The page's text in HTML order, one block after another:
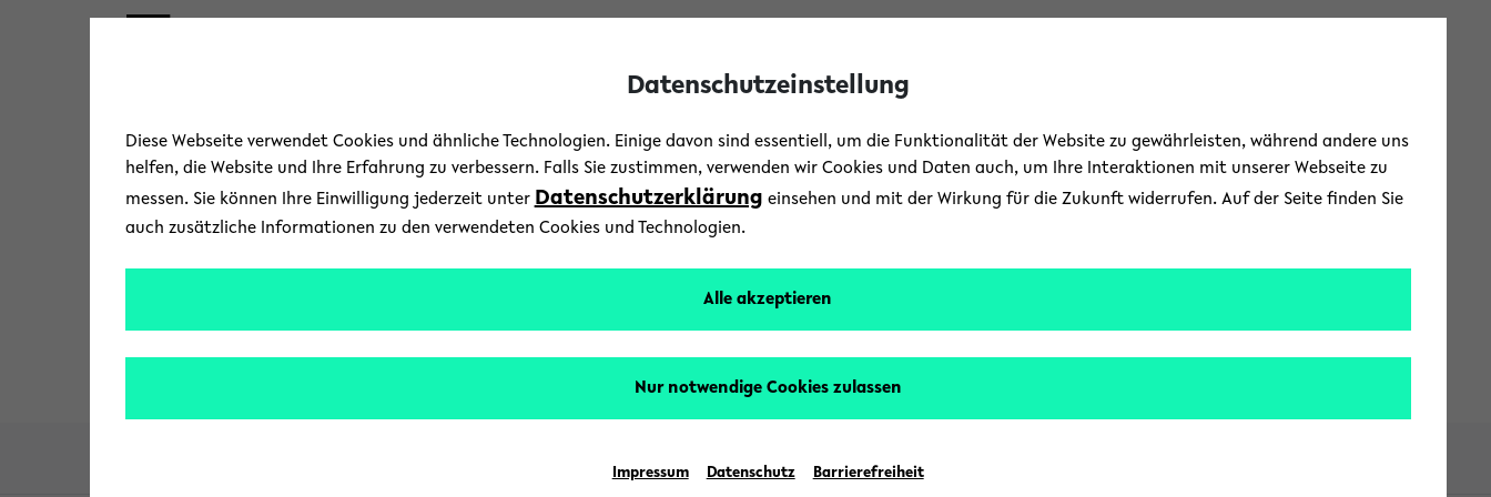
Skip to main content
« Zurück zur Übersicht
Kultur
Datenschutzeinstellung
Diese Webseite verwendet Cookies und ähnliche Technologien. Einige davon sind essentiell, um die Funktionalität der Website zu gewährleisten, während andere uns
helfen, die Website und Ihre Erfahrung zu verbessern. Falls Sie zustimmen, verwenden wir Cookies und Daten auch, um Ihre Interaktionen mit unserer Webseite zu
messen. Sie können Ihre Einwilligung jederzeit unter Datenschutzerklärung einsehen und mit der Wirkung für die Zukunft widerrufen. Auf der Seite finden Sie
auch zusätzliche Informationen zu den verwendeten Cookies und Technologien.
Alle akzeptieren
Nur notwendige Cookies zulassen
Impressum Datenschutz Barrierefreiheit